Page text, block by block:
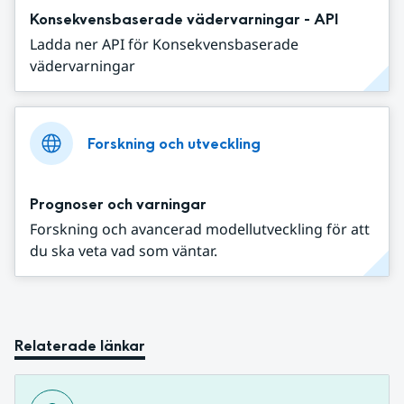
Konsekvensbaserade vädervarningar - API
Ladda ner API för Konsekvensbaserade
vädervarningar
Forskning och utveckling
Prognoser och varningar
Forskning och avancerad modellutveckling för att
du ska veta vad som väntar.
Relaterade länkar